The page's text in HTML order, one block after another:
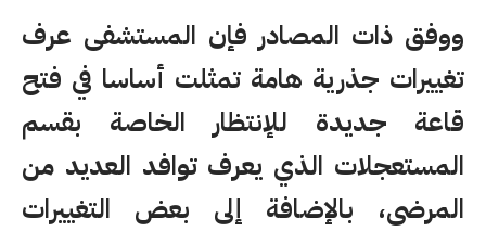
ووفق ذات المصادر فإن المستشفى عرف
تغييرات جذرية هامة تمثلت أساسا في فتح
قاعة جديدة للإنتظار الخاصة بقسم
المستعجلات الذي يعرف توافد العديد من
المرضى، بالإضافة إلى بعض التغييرات